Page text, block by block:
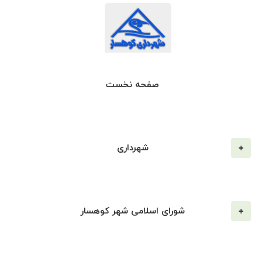
صفحه نخست
شهرداری
شورای اسلامی شهر کوهسار